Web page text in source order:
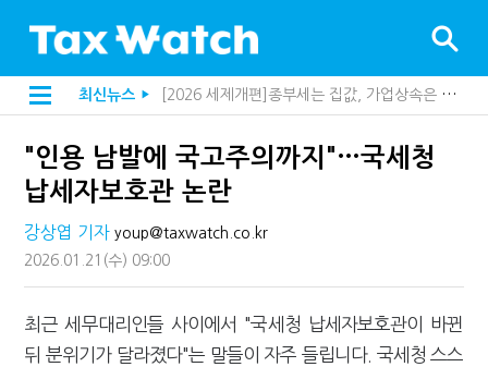
최신뉴스 ▶
[2026 세제개편]종부세는 집값, 가업상속은 기술…납세자가 꼭 볼 5가지
해외 안 갔는데 긁힌 신용카드…관세청이 몇분 만에 찾아낸 비결은?
내 지분만 봤다간 낭패…주식 양도세 추징 부른 '3가지 실수'
김밥엔 어떤 술 어울릴까?…국세청이 K-푸드 꺼낸 까닭
"세무플랫폼 문제 해결될 것"…세무사회 진단, 왜
"인용 남발에 국고주의까지"…국세청
납세자보호관 논란
강상엽 기자 youp@taxwatch.co.kr
2026.01.21 (수) 09:00
최근 세무대리인들 사이에서 "국세청 납세자보호관이 바뀐
뒤 분위기가 달라졌다"는 말들이 자주 들립니다. 국세청 스스